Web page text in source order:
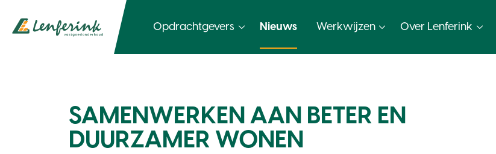
Opdrachtgevers Nieuws Werkwijzen Over Lenferink
SAMENWERKEN AAN BETER EN
DUURZAMER WONEN